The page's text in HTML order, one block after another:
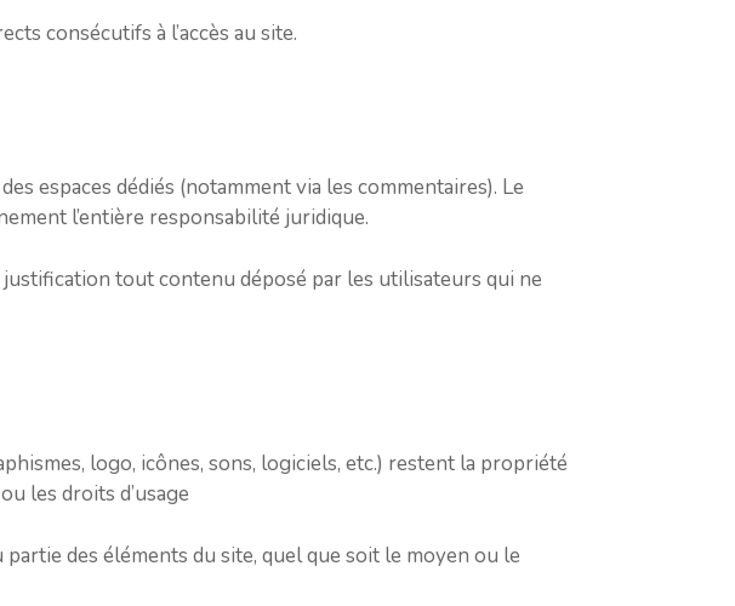
consécutifs à l’accès au site.
espaces dédiés (notamment via les commentaires). Le
l’entière responsabilité juridique.
tout contenu déposé par les utilisateurs qui ne
logo, icônes, sons, logiciels, etc.) restent la propriété
les droits d’usage
des éléments du site, quel que soit le moyen ou le